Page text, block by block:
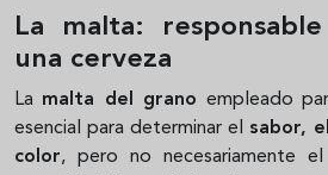
La malta:
una cerveza
La malta del grano empleado
esencial para determinar el sabor,
color, pero no necesariamente